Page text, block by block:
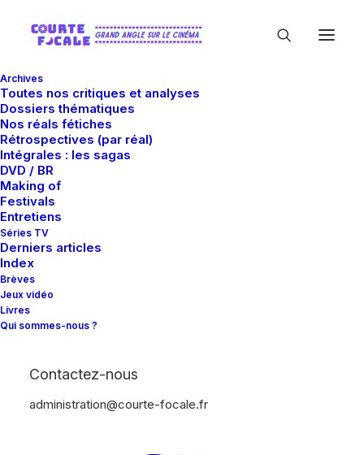
Archives
Toutes nos critiques et analyses
Dossiers thématiques
Nos réals fétiches
Rétrospectives (par réal)
Intégrales : les sagas
DVD / BR
Making of
Festivals
Entretiens
Séries TV
Derniers articles
Index
Brèves
Jeux vidéo
Livres
Qui sommes-nous ?
Contactez-nous
administration@courte-focale.fr
Dark Shadows